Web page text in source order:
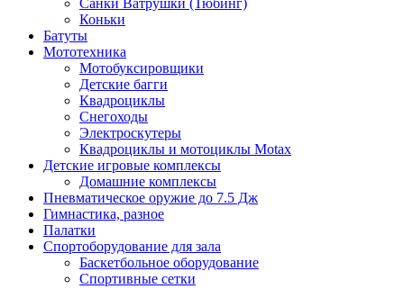
Санки Ватрушки (Тюбинг)
Коньки
Батуты
Мототехника
Мотобуксировщики
Детские багги
Квадроциклы
Снегоходы
Электроскутеры
Квадроциклы и мотоциклы Motax
Детские игровые комплексы
Домашние комплексы
Пневматическое оружие до 7.5 Дж
Гимнастика, разное
Палатки
Спортоборудование для зала
Баскетбольное оборудование
Спортивные сетки